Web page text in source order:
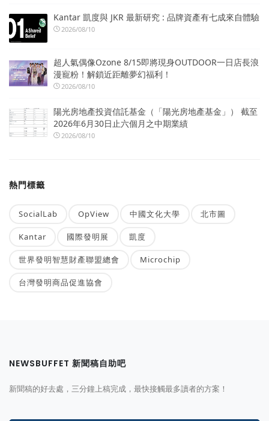
Kantar 凱度與 JKR 最新研究 : 品牌資產有七成來自體驗
2026/08/10
超人氣偶像Ozone 8/15即將現身OUTDOOR一日店長浪
漫寵粉！解鎖近距離夢幻福利！
2026/08/10
陽光房地產投資信託基金（「陽光房地產基金」） 截至
2026年6月30日止六個月之中期業績
2026/08/10
熱門標籤
SocialLab OpView 中國文化大學 北市圖
Kantar 國際發明展 凱度
世界發明智慧財產聯盟總會 Microchip
台灣發明商品促進協會
NEWSBUFFET 新聞稿自助吧
新聞稿的好去處，三分鐘上稿完成，最快接觸最多讀者的方案！